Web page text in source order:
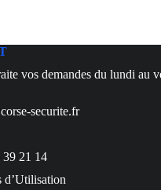
vos demandes du lundi au
securite.fr
39 21 14
d’Utilisation